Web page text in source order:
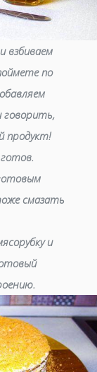
взбиваем
по
говорить,
продукт!
смазать
и